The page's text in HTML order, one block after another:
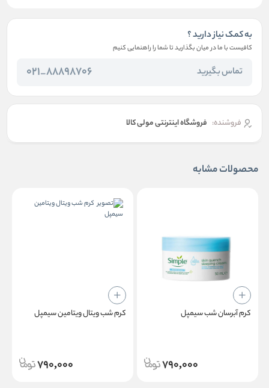
به کمک نیاز دارید ؟
کافیست با ما در میان بگذارید تا شما را راهنمایی کنیم
تماس بگیرید 88898706_021
فروشنده: فروشگاه اینترنتی مولی کالا
محصولات مشابه
کرم آبرسان شب سیمپل
790,000
کرم شب ویتال ویتامین سیمپل
790,000